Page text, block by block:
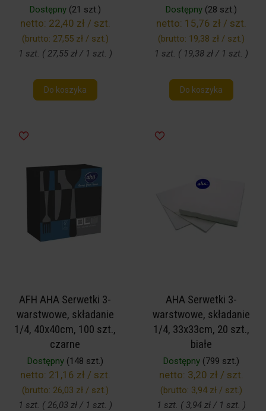
Dostępny(21 szt.)
netto: 22,40 zł / szt.
(brutto: 27,55 zł / szt.)
1 szt. ( 27,55 zł / 1 szt. )
Do koszyka
Dostępny(28 szt.)
netto: 15,76 zł / szt.
(brutto: 19,38 zł / szt.)
1 szt. ( 19,38 zł / 1 szt. )
Do koszyka
AFH AHA Serwetki 3-
warstwowe, składanie
1/4, 40x40cm, 100 szt.,
czarne
Dostępny(148 szt.)
netto: 21,16 zł / szt.
(brutto: 26,03 zł / szt.)
1 szt. ( 26,03 zł / 1 szt. )
AHA Serwetki 3-
warstwowe, składanie
1/4, 33x33cm, 20 szt.,
białe
Dostępny(799 szt.)
netto: 3,20 zł / szt.
(brutto: 3,94 zł / szt.)
1 szt. ( 3,94 zł / 1 szt. )